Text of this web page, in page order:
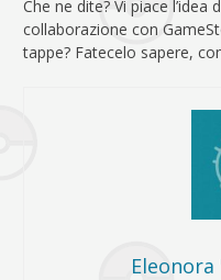
Che ne dite? Vi piace
collaborazione con
tappe? Fatecelo sapere,